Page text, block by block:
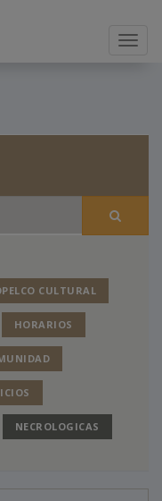
Menu
CULTURAL
HORARIOS
NECROLOGICAS